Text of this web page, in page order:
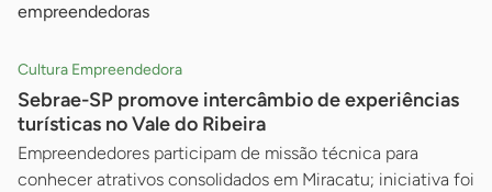
empreendedoras
Cultura Empreendedora
Sebrae-SP promove intercâmbio de experiências
turísticas no Vale do Ribeira
Empreendedores participam de missão técnica para
conhecer atrativos consolidados em Miracatu; iniciativa foi